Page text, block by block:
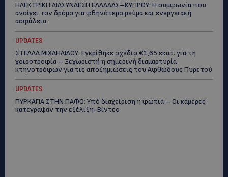
ΗΛΕΚΤΡΙΚΗ ΔΙΑΣΥΝΔΕΣΗ ΕΛΛΑΔΑΣ–ΚΥΠΡΟΥ: Η συμφωνία που
ανοίγει τον δρόμο για φθηνότερο ρεύμα και ενεργειακή
ασφάλεια
UPDATES
ΣΤΕΛΛΑ ΜΙΧΑΗΛΙΔΟΥ: Εγκρίθηκε σχέδιο €1,65 εκατ. για τη
χοιροτροφία – Ξεχωριστή η σημερινή διαμαρτυρία
κτηνοτρόφων για τις αποζημιώσεις του Αφθώδους Πυρετού
UPDATES
ΠΥΡΚΑΓΙΑ ΣΤΗΝ ΠΑΦΟ: Υπό διαχείριση η φωτιά – Οι κάμερες
κατέγραψαν την εξέλιξη-Βίντεο